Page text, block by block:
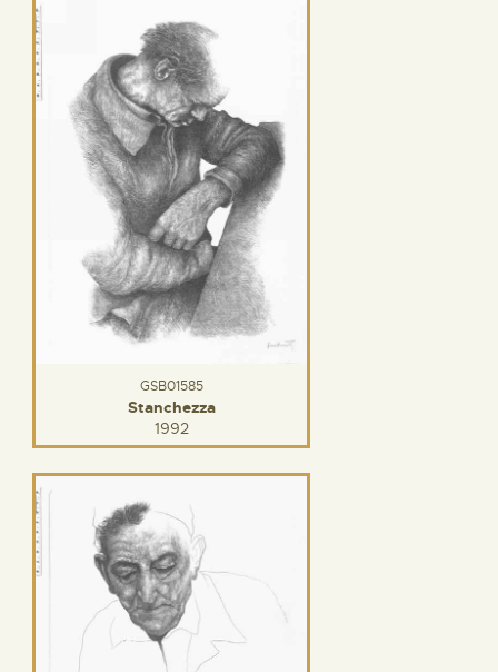
GSB01585
Stanchezza
1992